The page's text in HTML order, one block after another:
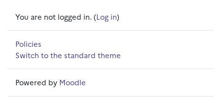
You are not logged in. (Log in)
Policies
Switch to the standard theme
Powered by Moodle